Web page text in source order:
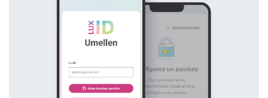
Cookies aus éischter Hand